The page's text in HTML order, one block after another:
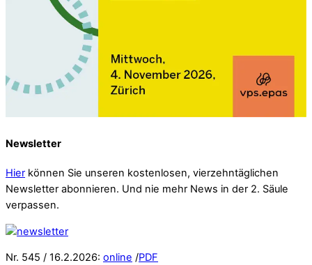
Newsletter
Hier können Sie unseren kostenlosen, vierzehntäglichen
Newsletter abonnieren. Und nie mehr News in der 2. Säule
verpassen.
Nr. 545 / 16.2.2026: online /PDF